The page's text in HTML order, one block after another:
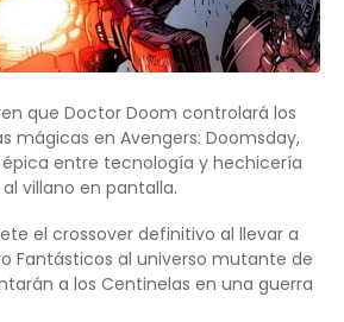
que Doctor Doom controlará los
mágicas en Avengers: Doomsday,
entre tecnología y hechicería
villano en pantalla.
el crossover definitivo al llevar a
Fantásticos al universo mutante de
a los Centinelas en una guerra